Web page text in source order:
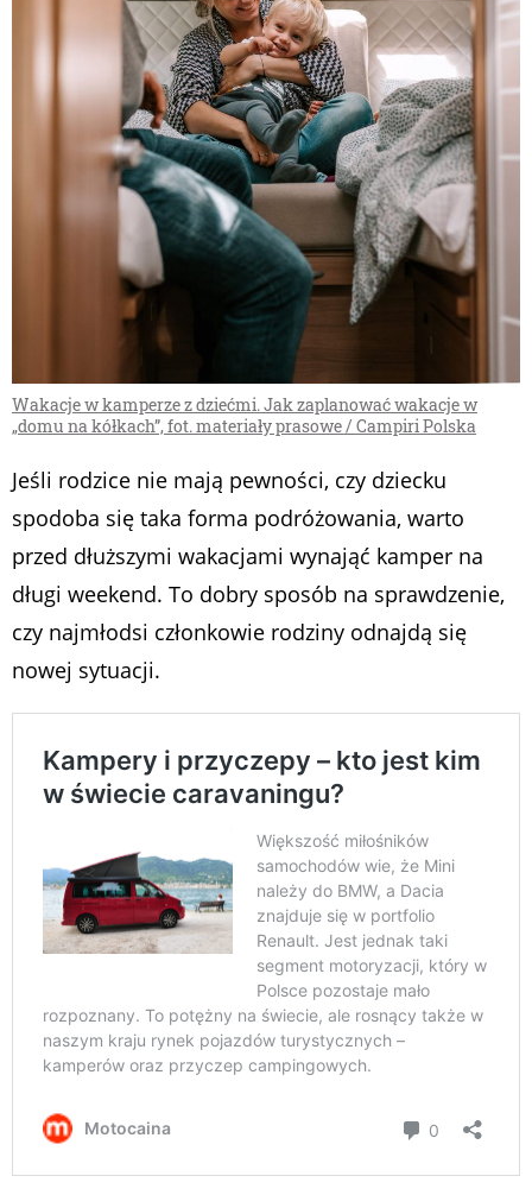
Wakacje w kamperze z dziećmi. Jak zaplanować wakacje w
„domu na kółkach”, fot. materiały prasowe / Campiri Polska
Jeśli rodzice nie mają pewności, czy dziecku
spodoba się taka forma podróżowania, warto
przed dłuższymi wakacjami wynająć kamper na
długi weekend. To dobry sposób na sprawdzenie,
czy najmłodsi członkowie rodziny odnajdą się
nowej sytuacji.